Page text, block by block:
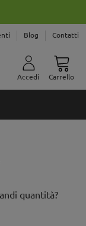
Blog Contatti
Accedi Carrello
quantità?